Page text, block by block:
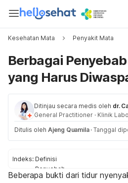
Kesehatan Mata Penyakit Mata
Berbagai
yang Harus
Ditinjau secara medis oleh dr.
General Practitioner · Klinik
Ditulis oleh Ajeng Quamila · Tanggal
Indeks: Definisi
Penyebab
Pengobatan
Beberapa bukti dari tidur